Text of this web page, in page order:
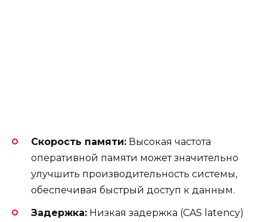
Скорость памяти: Высокая частота
оперативной памяти может значительно
улучшить производительность системы,
обеспечивая быстрый доступ к данным.
Задержка: Низкая задержка (CAS latency)